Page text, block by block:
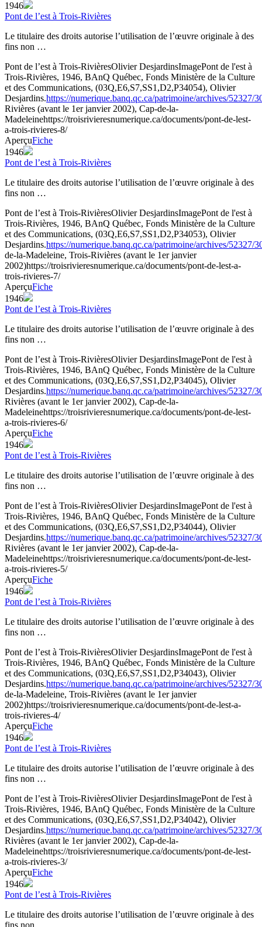
1946
Pont de l’est à Trois-Rivières
Le titulaire des droits autorise l’utilisation de l’œuvre originale à des
fins non …
Pont de l’est à Trois-RivièresOlivier DesjardinsImagePont de l'est à
Trois-Rivières, 1946, BAnQ Québec, Fonds Ministère de la Culture
et des Communications, (03Q,E6,S7,SS1,D2,P34054), Olivier
Desjardins.https://numerique.banq.qc.ca/patrimoine/archives/52327/
Rivières (avant le 1er janvier 2002), Cap-de-la-
Madeleinehttps://troisrivieresnumerique.ca/documents/pont-de-lest-
a-trois-rivieres-8/
AperçuFiche
1946
Pont de l’est à Trois-Rivières
Le titulaire des droits autorise l’utilisation de l’œuvre originale à des
fins non …
Pont de l’est à Trois-RivièresOlivier DesjardinsImagePont de l'est à
Trois-Rivières, 1946, BAnQ Québec, Fonds Ministère de la Culture
et des Communications, (03Q,E6,S7,SS1,D2,P34053), Olivier
Desjardins.https://numerique.banq.qc.ca/patrimoine/archives/52327/
de-la-Madeleine, Trois-Rivières (avant le 1er janvier
2002)https://troisrivieresnumerique.ca/documents/pont-de-lest-a-
trois-rivieres-7/
AperçuFiche
1946
Pont de l’est à Trois-Rivières
Le titulaire des droits autorise l’utilisation de l’œuvre originale à des
fins non …
Pont de l’est à Trois-RivièresOlivier DesjardinsImagePont de l'est à
Trois-Rivières, 1946, BAnQ Québec, Fonds Ministère de la Culture
et des Communications, (03Q,E6,S7,SS1,D2,P34045), Olivier
Desjardins.https://numerique.banq.qc.ca/patrimoine/archives/52327/
Rivières (avant le 1er janvier 2002), Cap-de-la-
Madeleinehttps://troisrivieresnumerique.ca/documents/pont-de-lest-
a-trois-rivieres-6/
AperçuFiche
1946
Pont de l’est à Trois-Rivières
Le titulaire des droits autorise l’utilisation de l’œuvre originale à des
fins non …
Pont de l’est à Trois-RivièresOlivier DesjardinsImagePont de l'est à
Trois-Rivières, 1946, BAnQ Québec, Fonds Ministère de la Culture
et des Communications, (03Q,E6,S7,SS1,D2,P34044), Olivier
Desjardins.https://numerique.banq.qc.ca/patrimoine/archives/52327/
Rivières (avant le 1er janvier 2002), Cap-de-la-
Madeleinehttps://troisrivieresnumerique.ca/documents/pont-de-lest-
a-trois-rivieres-5/
AperçuFiche
1946
Pont de l’est à Trois-Rivières
Le titulaire des droits autorise l’utilisation de l’œuvre originale à des
fins non …
Pont de l’est à Trois-RivièresOlivier DesjardinsImagePont de l'est à
Trois-Rivières, 1946, BAnQ Québec, Fonds Ministère de la Culture
et des Communications, (03Q,E6,S7,SS1,D2,P34043), Olivier
Desjardins.https://numerique.banq.qc.ca/patrimoine/archives/52327/
de-la-Madeleine, Trois-Rivières (avant le 1er janvier
2002)https://troisrivieresnumerique.ca/documents/pont-de-lest-a-
trois-rivieres-4/
AperçuFiche
1946
Pont de l’est à Trois-Rivières
Le titulaire des droits autorise l’utilisation de l’œuvre originale à des
fins non …
Pont de l’est à Trois-RivièresOlivier DesjardinsImagePont de l'est à
Trois-Rivières, 1946, BAnQ Québec, Fonds Ministère de la Culture
et des Communications, (03Q,E6,S7,SS1,D2,P34042), Olivier
Desjardins.https://numerique.banq.qc.ca/patrimoine/archives/52327/
Rivières (avant le 1er janvier 2002), Cap-de-la-
Madeleinehttps://troisrivieresnumerique.ca/documents/pont-de-lest-
a-trois-rivieres-3/
AperçuFiche
1946
Pont de l’est à Trois-Rivières
Le titulaire des droits autorise l’utilisation de l’œuvre originale à des